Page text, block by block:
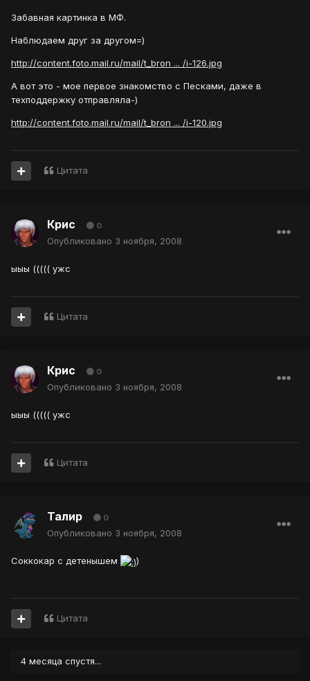
Забавная картинка в МФ.
Наблюдаем друг за другом=)
http://content.foto.mail.ru/mail/t_bron ... /i-126.jpg
А вот это - мое первое знакомство с Песками, даже в
техподдержку отправляла-)
http://content.foto.mail.ru/mail/t_bron ... /i-120.jpg
Цитата
Крис 0
Опубликовано 3 ноября, 2008
ыыы ((((( ужс
Цитата
Крис 0
Опубликовано 3 ноября, 2008
ыыы ((((( ужс
Цитата
Талир 0
Опубликовано 3 ноября, 2008
Соккокар с детенышем )
Цитата
4 месяца спустя...